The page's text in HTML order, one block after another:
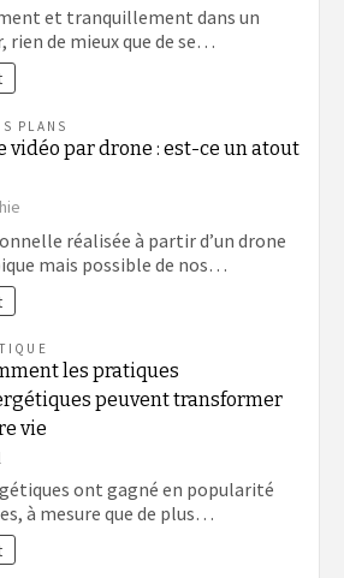
et tranquillement dans un
de mieux que de se…
PLANS
vidéo par drone : est-ce un atout
réalisée à partir d’un drone
mais possible de nos…
les pratiques
peuvent transformer
vie
ont gagné en popularité
à mesure que de plus…